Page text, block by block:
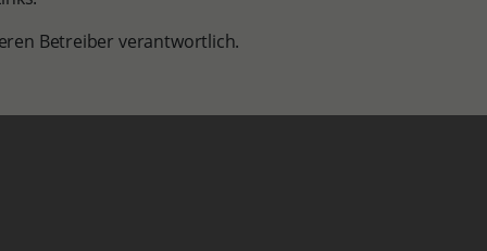
Betreiber verantwortlich.